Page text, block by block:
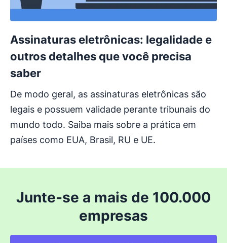
Assinaturas eletrônicas: legalidade e
outros detalhes que você precisa
saber
De modo geral, as assinaturas eletrônicas são
legais e possuem validade perante tribunais do
mundo todo. Saiba mais sobre a prática em
países como EUA, Brasil, RU e UE.
Junte-se a mais de 100.000
empresas